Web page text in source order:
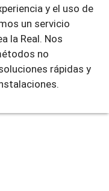
y el uso de
un servicio
la Real. Nos
no
rápidas y